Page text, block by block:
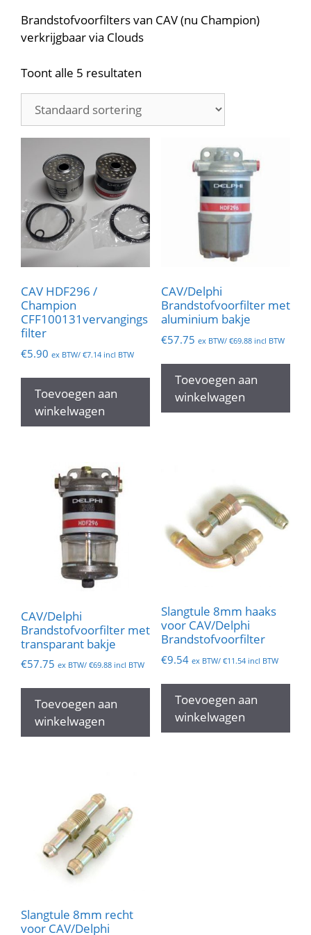
Brandstofvoorfilters van CAV (nu Champion)
verkrijgbaar via Clouds
Toont alle 5 resultaten
CAV HDF296 /
Champion
CFF100131vervangings
filter
€5.90 ex BTW/ €7.14 incl BTW
Toevoegen aan
winkelwagen
CAV/Delphi
Brandstofvoorfilter met
aluminium bakje
€57.75 ex BTW/ €69.88incl BTW
Toevoegen aan
winkelwagen
CAV/Delphi
Brandstofvoorfilter met
transparant bakje
€57.75 ex BTW/ €69.88 incl BTW
Toevoegen aan
winkelwagen
Slangtule 8mm haaks
voor CAV/Delphi
Brandstofvoorfilter
€9.54 ex BTW/ €11.54incl BTW
Toevoegen aan
winkelwagen
Slangtule 8mm recht
voor CAV/Delphi